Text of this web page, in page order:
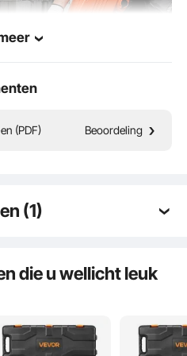
& schokabsorberende
(PDF) Beoordeling
(1)
bedraagt ​​ongeveer
vragen
die u wellicht leuk